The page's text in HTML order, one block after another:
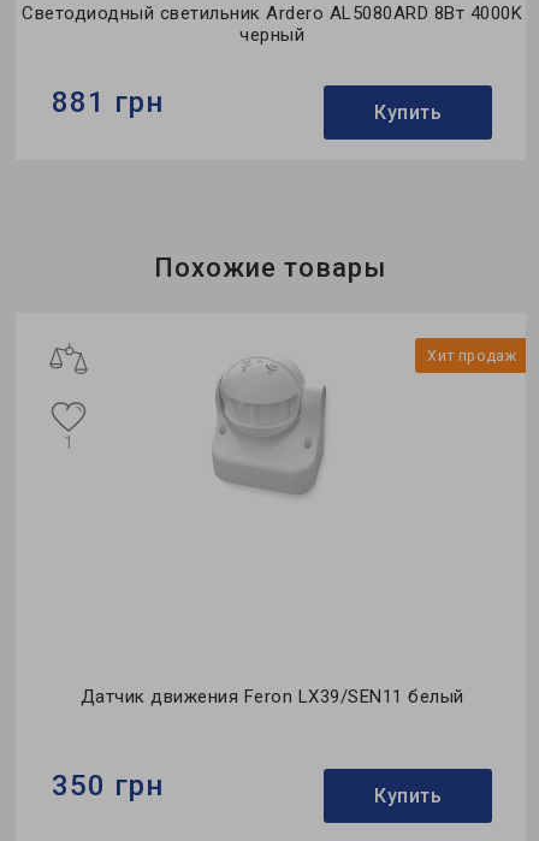
Светодиодный светильник Ardero AL5080ARD 8Вт 4000K
черный
881 грн Купить
Мощность в рабочем режиме Pon, W: 8
Похожие товары
Хит продаж
Датчик движения Feron LX39/SEN11 белый
1
350 грн Купить